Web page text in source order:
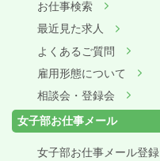
お仕事検索
最近見た求人
よくあるご質問
雇用形態について
相談会・登録会
女子部お仕事メール
女子部お仕事メール登録